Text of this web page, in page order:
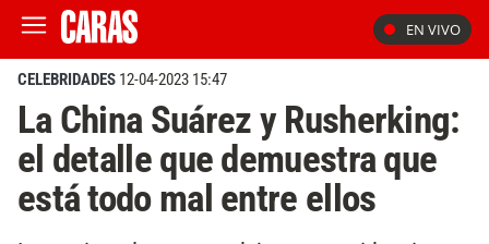
EN VIVO
CELEBRIDADES 12-04-2023 15:47
La China Suárez y Rusherking:
el detalle que demuestra que
está todo mal entre ellos